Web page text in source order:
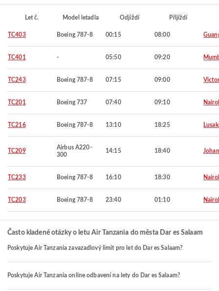
Let č. Model letadla Odjíždí Přijíždí
TC403 Boeing 787-8 00:15 08:00
TC401 - 05:50 09:20
TC243 Boeing 787-8 07:15 09:00
TC201 Boeing 737 07:40 09:10
TC216 Boeing 787-8 13:10 18:25
TC209
Airbus A220-
300
14:15 18:40
TC233 Boeing 787-8 16:10 18:30
TC203 Boeing 787-8 23:40 01:10
Často kladené otázky o letu Air Tanzania do města Dar es Salaam
Poskytuje Air Tanzania zavazadlový limit pro let do Dar es Salaam?
Poskytuje Air Tanzania online odbavení na lety do Dar es Salaam?